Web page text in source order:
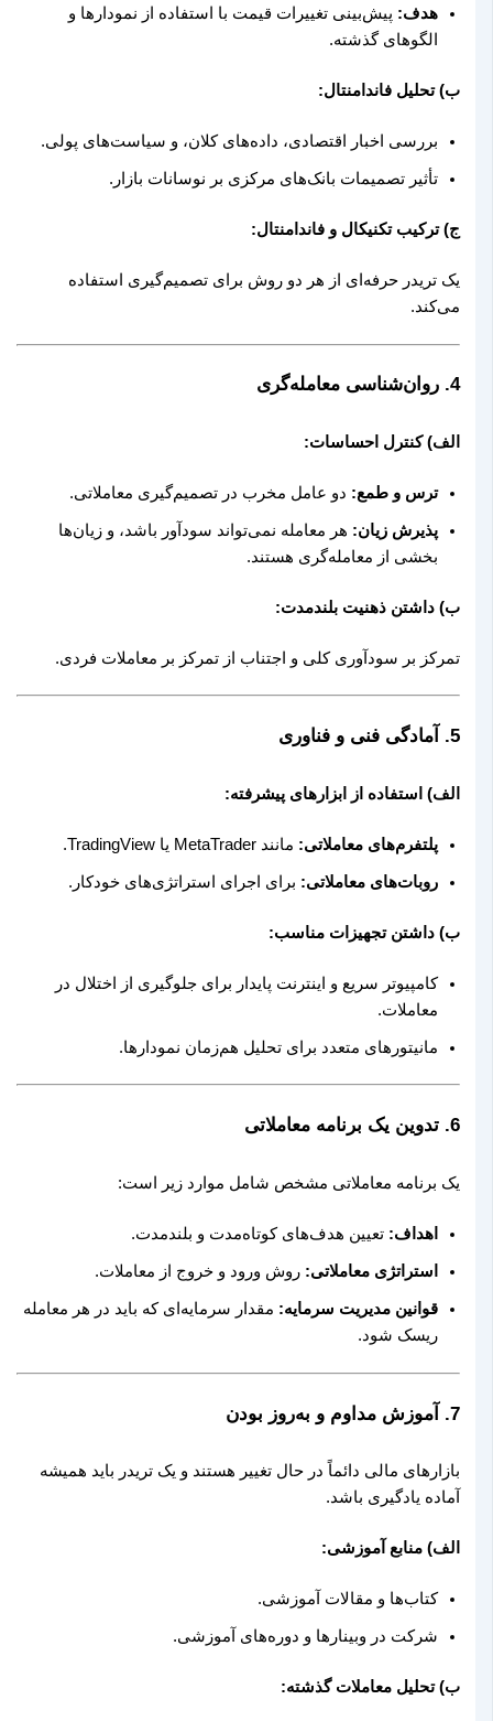
هدف:پیش‌بینی تغییرات قیمت با استفاده از نمودارها و
الگوهای گذشته.
ب) تحلیل فاندامنتال:
بررسی اخبار اقتصادی، داده‌های کلان، و سیاست‌های پولی.
تأثیر تصمیمات بانک‌های مرکزی بر نوسانات بازار.
ج) ترکیب تکنیکال و فاندامنتال:
یک تریدر حرفه‌ای از هر دو روش برای تصمیم‌گیری استفاده
می‌کند.
4. روان‌شناسی معامله‌گری
الف) کنترل احساسات:
ترس و طمع:دو عامل مخرب در تصمیم‌گیری معاملاتی.
پذیرش زیان:هر معامله نمی‌تواند سودآور باشد، و زیان‌ها
بخشی از معامله‌گری هستند.
ب) داشتن ذهنیت بلندمدت:
تمرکز بر سودآوری کلی و اجتناب از تمرکز بر معاملات فردی.
5. آمادگی فنی و فناوری
الف) استفاده از ابزارهای پیشرفته:
پلتفرم‌های معاملاتی:مانند MetaTrader یا TradingView.
روبات‌های معاملاتی:برای اجرای استراتژی‌های خودکار.
ب) داشتن تجهیزات مناسب:
کامپیوتر سریع و اینترنت پایدار برای جلوگیری از اختلال در
معاملات.
مانیتورهای متعدد برای تحلیل هم‌زمان نمودارها.
6. تدوین یک برنامه معاملاتی
یک برنامه معاملاتی مشخص شامل موارد زیر است:
اهداف:تعیین هدف‌های کوتاه‌مدت و بلندمدت.
استراتژی معاملاتی:روش ورود و خروج از معاملات.
قوانین مدیریت سرمایه:مقدار سرمایه‌ای که باید در هر معامله
ریسک شود.
7. آموزش مداوم و به‌روز بودن
بازارهای مالی دائماً در حال تغییر هستند و یک تریدر باید همیشه
آماده یادگیری باشد.
الف) منابع آموزشی:
کتاب‌ها و مقالات آموزشی.
شرکت در وبینارها و دوره‌های آموزشی.
ب) تحلیل معاملات گذشته: